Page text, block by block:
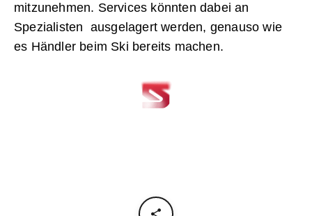
mitzunehmen. Services könnten dabei an
Spezialisten ausgelagert werden, genauso wie
es Händler beim Ski bereits machen.